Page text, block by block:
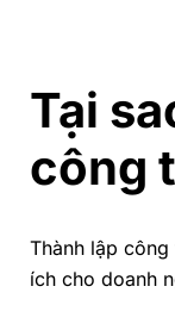
Tại
công
Thành lập
ích cho doanh